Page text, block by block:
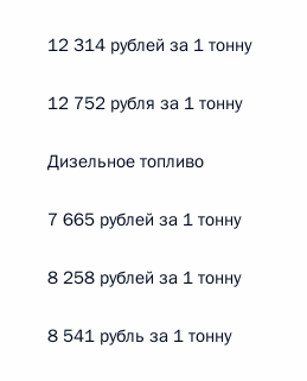
12 314 рублей за 1 тонну
12 752 рубля за 1 тонну
Дизельное топливо
7 665 рублей за 1 тонну
8 258 рублей за 1 тонну
8 541 рубль за 1 тонну